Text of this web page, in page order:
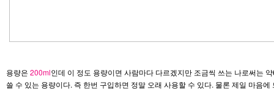
용량은 200ml인데 이 정도 용량이면 사람마다 다르겠지만 조금씩 쓰는 나로써는
쓸 수 있는 용량이다. 즉 한번 구입하면 정말 오래 사용할 수 있다. 물론 제일 마음에